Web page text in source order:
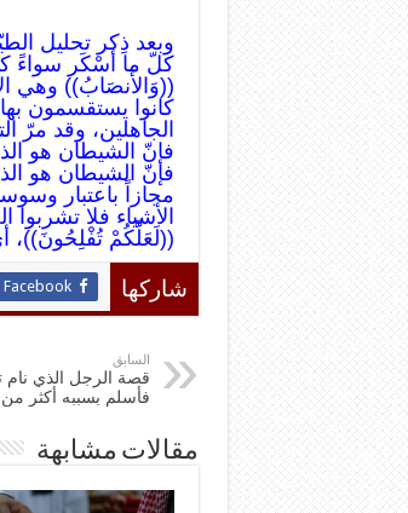
وبعد ذِكر تحليل
كلّ ما أسْكَر سواءً
((وَالأَنصَابُ)) وهي
كانوا يستقسمون
الجاهلين، وقد
فإنّ الشيطان هو
فإنّ الشيطان هو
مجازاً باعتبار
الأشياء فلا تشربوا
((لَعَلَّكُمْ تُفْلِحُونَ))،
شاركها Facebook
السابق
قصة الرجل الذي
فأسلم بسببه أكثر من 1000
مقالات مشابهة